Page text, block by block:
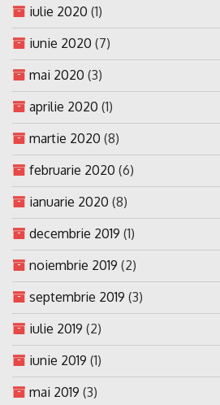
iulie 2020 (1)
iunie 2020 (7)
mai 2020 (3)
aprilie 2020 (1)
martie 2020 (8)
februarie 2020 (6)
ianuarie 2020 (8)
decembrie 2019 (1)
noiembrie 2019 (2)
septembrie 2019 (3)
iulie 2019 (2)
iunie 2019 (1)
mai 2019 (3)